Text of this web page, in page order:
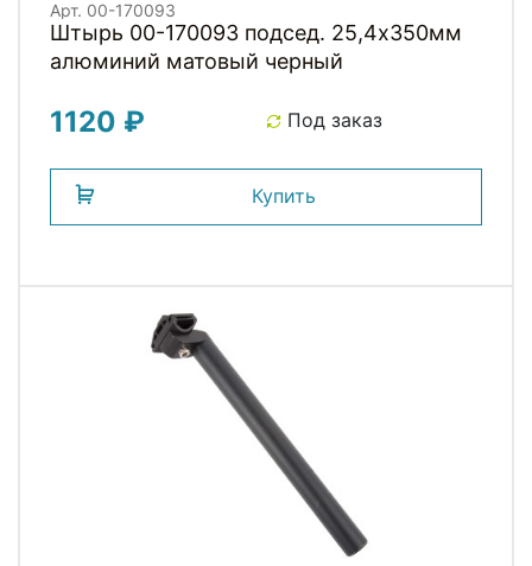
Арт. 00-170093
Штырь 00-170093 подсед. 25,4х350мм
алюминий матовый черный
1120 ₽ Под заказ
Купить